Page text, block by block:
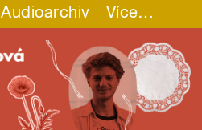
Audioarchiv Více…